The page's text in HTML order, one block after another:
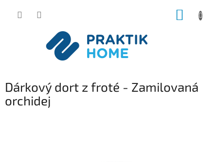
Dárkový dort z froté - Zamilovaná
orchidej